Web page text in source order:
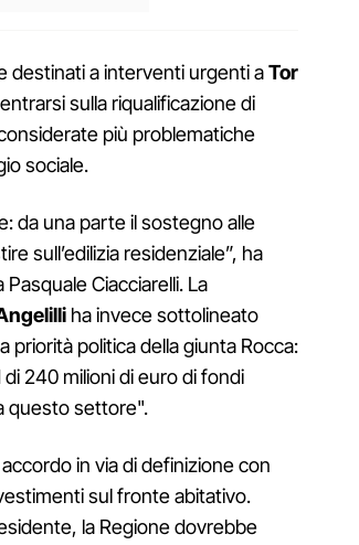
destinati a interventi urgenti aTor
sulla riqualificazione di
più problematiche
sociale.
da una parte il sostegno alle
sull’edilizia residenziale”, ha
Ciacciarelli. La
ha invece sottolineato
priorità politica della giunta Rocca:
240 milioni di euro di fondi
questo settore".
in via di definizione con
sul fronte abitativo.
la Regione dovrebbe